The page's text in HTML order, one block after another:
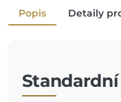
nádech elegancea
. Ať už v